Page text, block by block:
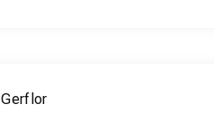
Gerflor